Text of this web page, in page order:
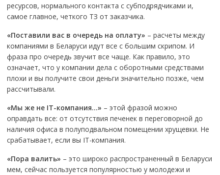
ресурсов, нормального контакта с субподрядчиками и,
самое главное, четкого ТЗ от заказчика.
«Поставили вас в очередь на оплату» – расчеты между
компаниями в Беларуси идут все с большим скрипом. И
фраза про очередь звучит все чаще. Как правило, это
означает, что у компании дела с оборотными средствами
плохи и вы получите свои деньги значительно позже, чем
рассчитывали.
«Мы же не IT-компания…» – этой фразой можно
оправдать все: от отсутствия печенек в переговорной до
наличия офиса в полуподвальном помещении хрущевки. Не
срабатывает, если вы IT-компания.
«Пора валить» – это широко распространенный в Беларуси
мем, сейчас пользуется популярностью у молодежи и